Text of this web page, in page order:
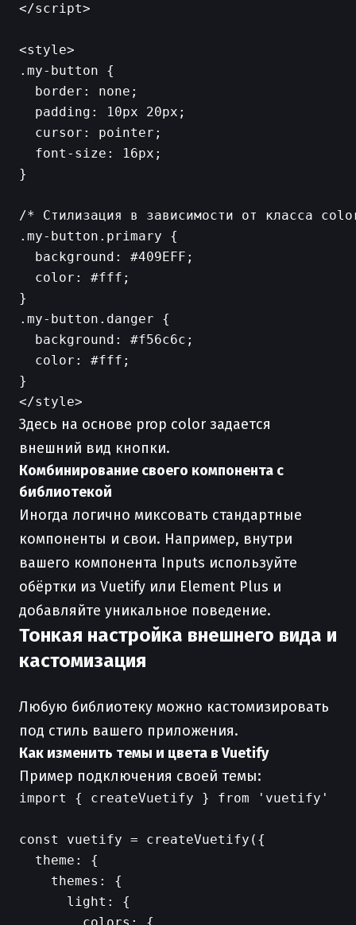
</script>
<style>
.my-button {
  border: none;
  padding: 10px 20px;
  cursor: pointer;
  font-size: 16px;
}
/* Стилизация в зависимости от класса
.my-button.primary {
  background: #409EFF;
  color: #fff;
}
.my-button.danger {
  background: #f56c6c;
  color: #fff;
}
Здесь на основе prop color задается
внешний вид кнопки.
Комбинирование своего компонента с
библиотекой
Иногда логично миксовать стандартные
компоненты и свои. Например, внутри
вашего компонента Inputs используйте
обёртки из Vuetify или Element Plus и
добавляйте уникальное поведение.
Тонкая настройка внешнего вида и
кастомизация
Любую библиотеку можно кастомизировать
под стиль вашего приложения.
Как изменить темы и цвета в Vuetify
Пример подключения своей темы:
import { createVuetify } from 'vuetify'
const vuetify = createVuetify({
  theme: {
    themes: {
      light: {